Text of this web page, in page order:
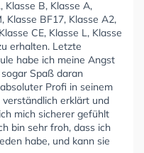
Klasse B, Klasse A,
Klasse BF17, Klasse A2,
CE, Klasse L, Klasse
erhalten. Letzte
habe ich meine Angst
Spaß daran
Profi in seinem
erklärt und
mich sicherer gefühlt
bin sehr froh, dass ich
habe, und kann sie